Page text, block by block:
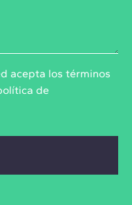
acepta los términos
de